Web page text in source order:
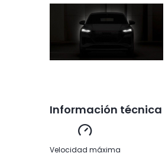
Información técnica
Velocidad máxima